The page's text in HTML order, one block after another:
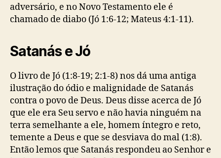
adversário, e no Novo Testamento ele é
chamado de diabo (Jó 1:6-12; Mateus 4:1-11).
Satanás e Jó
O livro de Jó (1:8-19; 2:1-8) nos dá uma antiga
ilustração do ódio e malignidade de Satanás
contra o povo de Deus. Deus disse acerca de Jó
que ele era Seu servo e não havia ninguém na
terra semelhante a ele, homem íntegro e reto,
temente a Deus e que se desviava do mal (1:8).
Então lemos que Satanás respondeu ao Senhor e